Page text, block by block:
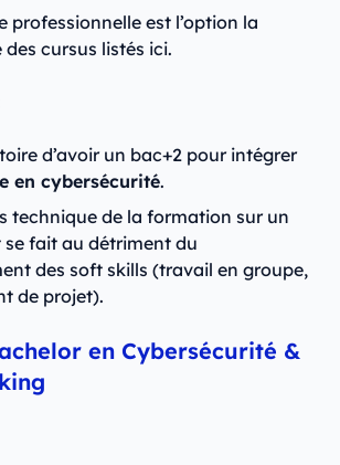
professionnelle est l’option la
cursus listés ici.
d’avoir un bac+2 pour intégrer
en cybersécurité.
technique de la formation sur un
fait au détriment du
des soft skills (travail en groupe,
de projet).
en Cybersécurité &